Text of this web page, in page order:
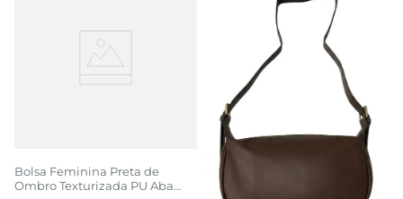
Bolsa Feminina Preta de
Ombro Texturizada PU Aba